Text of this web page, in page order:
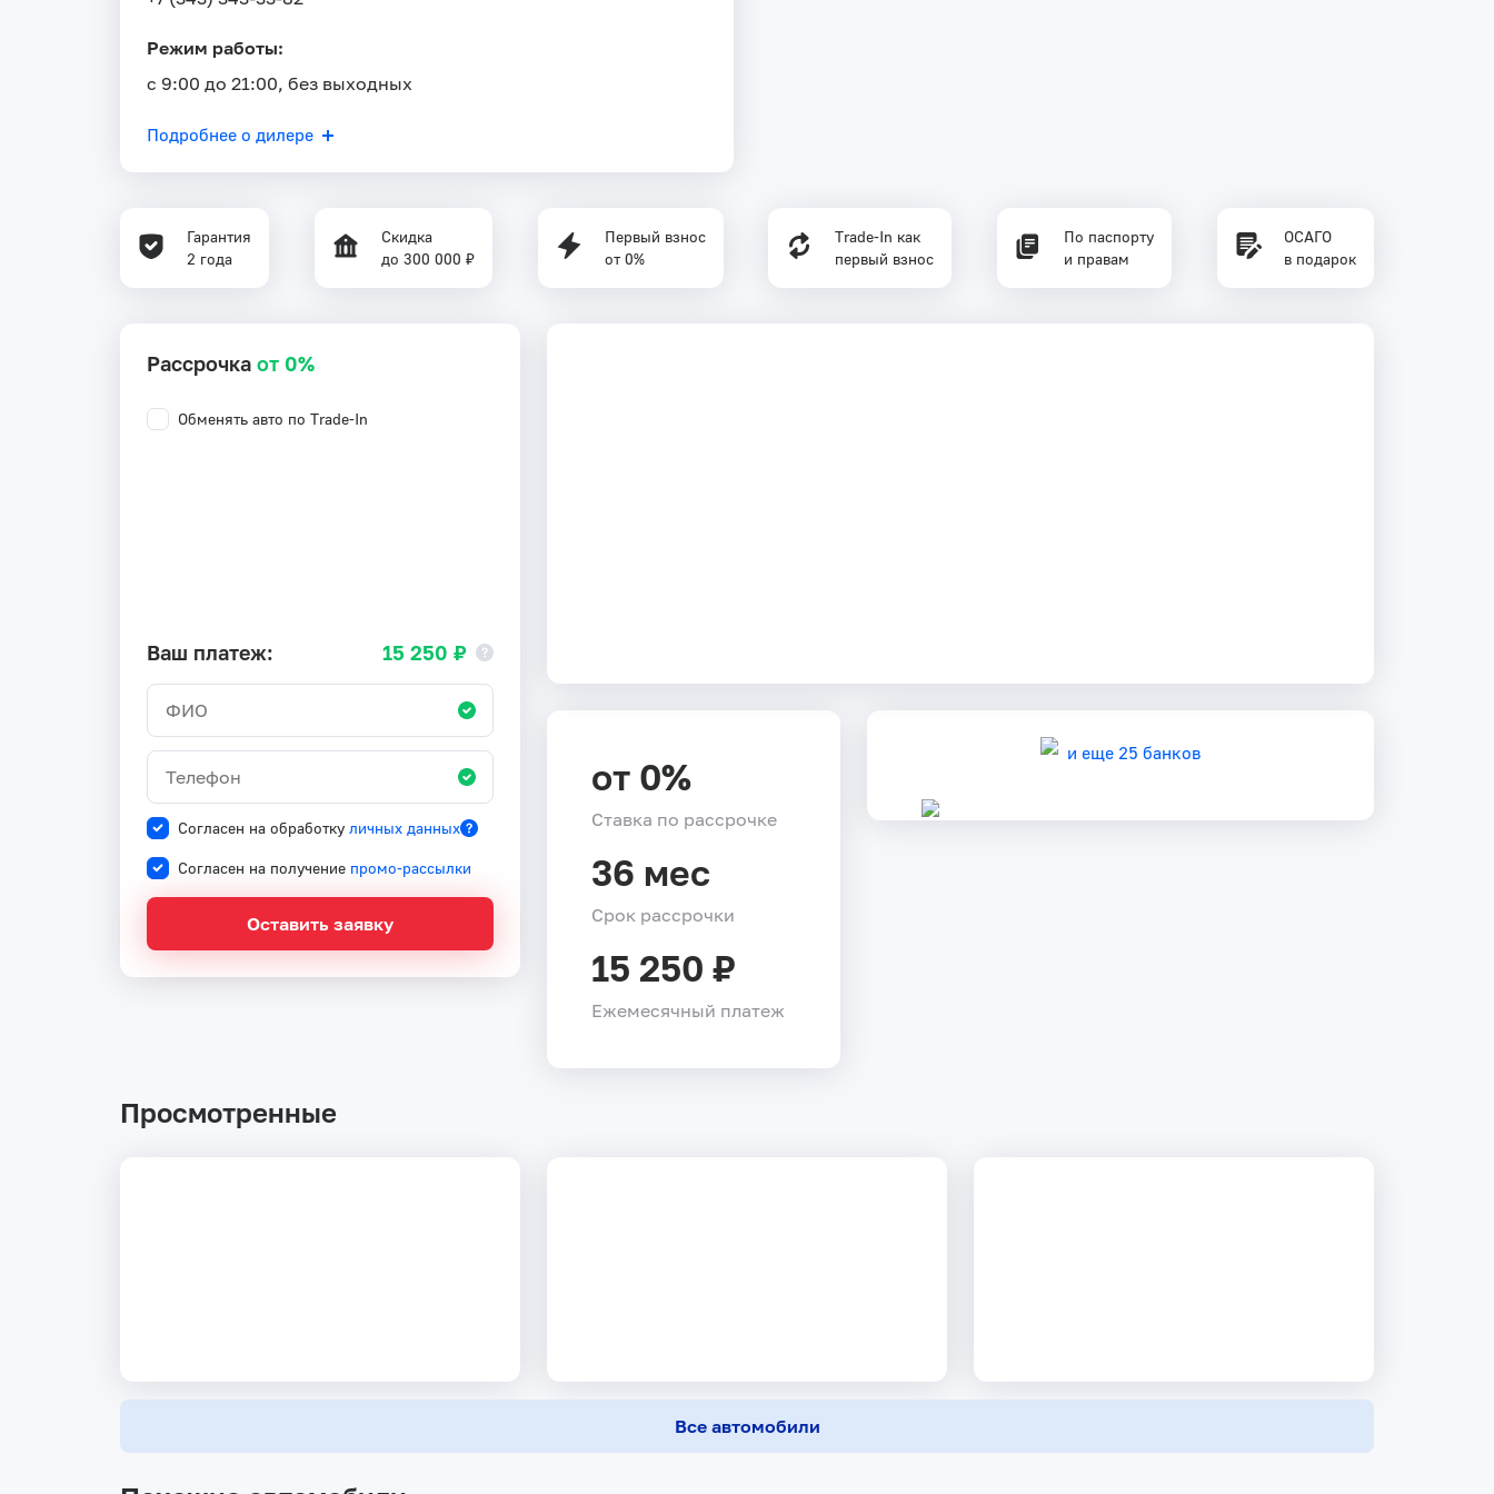
Режим работы:
с 9:00 до 21:00, без выходных
Подробнее о дилере
Гарантия
2 года
Скидка
до 300 000 ₽
Первый взнос
от 0%
Trade-In как
первый взнос
По паспорту
и правам
ОСАГО
в подарок
Рассрочка от 0%
Обменять авто по Trade-In
Ваш платеж: 15 250 ₽
Согласен на обработку личных данных
Согласен на получение промо-рассылки
Оставить заявку
от 0%
Ставка по рассрочке
36 мес
Срок рассрочки
15 250 ₽
Ежемесячный платеж
и еще 25 банков
Просмотренные
Все автомобили